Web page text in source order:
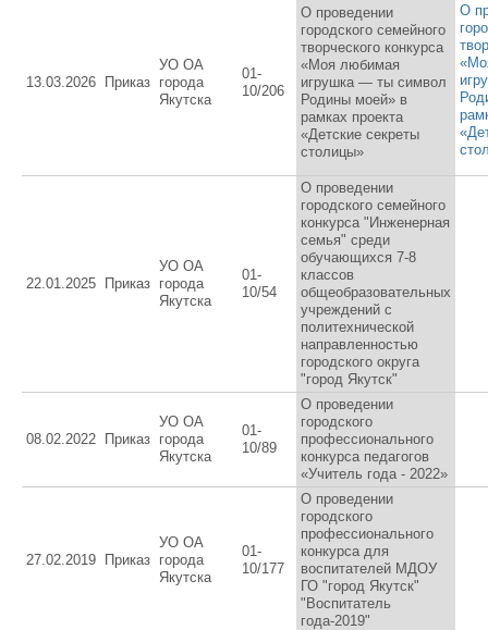
13.03.2026 Приказ
УО ОА
города
Якутска
01-
10/206
О проведении
городского семейного
творческого конкурса
«Моя любимая
игрушка — ты символ
Родины моей» в
рамках проекта
«Детские секреты
столицы»
О
22.01.2025 Приказ
УО ОА
города
Якутска
01-
10/54
О проведении
городского семейного
конкурса "Инженерная
семья" среди
обучающихся 7-8
классов
общеобразовательных
учреждений с
политехнической
направленностью
городского округа
"город Якутск"
08.02.2022 Приказ
УО ОА
города
Якутска
01-
10/89
О проведении
городского
профессионального
конкурса педагогов
«Учитель года - 2022»
27.02.2019 Приказ
УО ОА
города
Якутска
01-
10/177
О проведении
городского
профессионального
конкурса для
воспитателей МДОУ
ГО "город Якутск"
"Воспитатель
года-2019"